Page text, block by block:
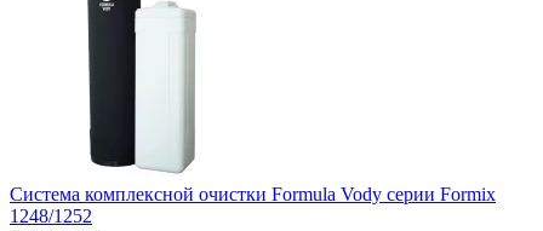
Система комплексной очистки Formula Vody серии Formix
1248/1252